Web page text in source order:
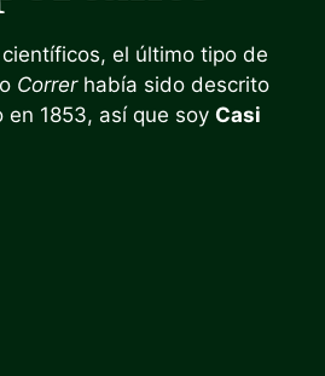
el último tipo de
Correrhabía sido descrito
1853, así que soy Casi